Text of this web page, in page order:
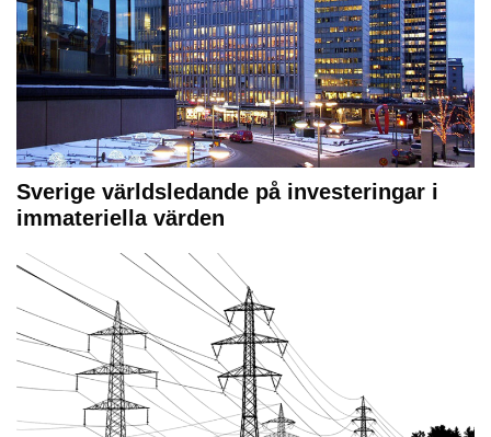
Sverige världsledande på investeringar i
immateriella värden